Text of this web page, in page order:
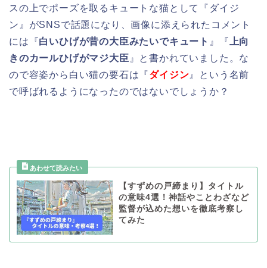
スの上でポーズを取るキュートな猫として『ダイジ
ン』がSNSで話題になり、画像に添えられたコメント
には『白いひげが昔の大臣みたいでキュート 』『 上向
きのカールひげがマジ大臣 』と書かれていました。な
ので容姿から白い猫の要石は『ダイジン 』という名前
で呼ばれるようになったのではないでしょうか？
【すずめの戸締まり】タイトル
の意味4選！神話やことわざなど
監督が込めた想いを徹底考察し
てみた